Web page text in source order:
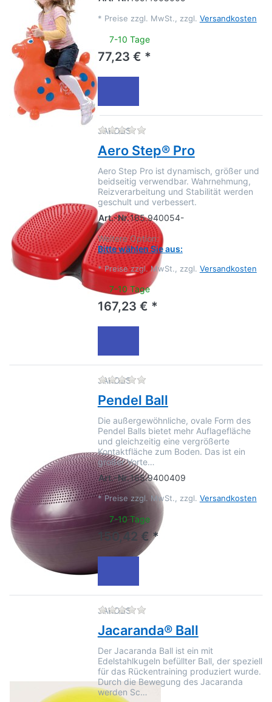
* Preise zzgl. MwSt., zzgl. Versandkosten
7-10 Tage
77,23 € *
JAKOBS Zu diesem Produkt liegen
Aero Step® Pro
Aero Step Pro ist dynamisch, größer und
beidseitig verwendbar. Wahrnehmung,
Reizverarbeitung und Stabilität werden
geschult und verbessert.
Art.-Nr.165.940054-
Weitere Option:
Bitte wählen Sie aus:
* Preise zzgl. MwSt., zzgl. Versandkosten
7-10 Tage
167,23 € *
JAKOBS Zu diesem Produkt liegen
Pendel Ball
Die außergewöhnliche, ovale Form des
Pendel Balls bietet mehr Auflagefläche
und gleichzeitig eine vergrößerte
Kontaktfläche zum Boden. Das ist ein
großer Vorte…
Art.-Nr.165.9400409
* Preise zzgl. MwSt., zzgl. Versandkosten
7-10 Tage
150,42 € *
JAKOBS Zu diesem Produkt liegen
Jacaranda® Ball
Der Jacaranda Ball ist ein mit
Edelstahlkugeln befüllter Ball, der speziell
für das Rückentraining produziert wurde.
Durch die Bewegung des Jacaranda
werden Sc…